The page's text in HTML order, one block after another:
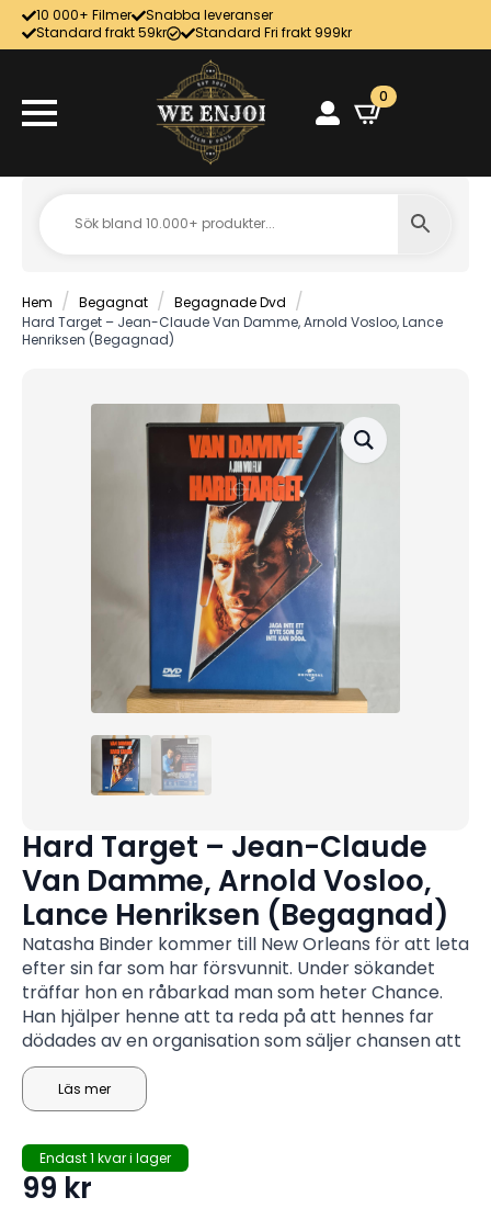
10 000+ Filmer
Snabba leveranser
Standard frakt 59kr
Standard Fri frakt 999kr
0
Hem Begagnat
Begagnade Dvd
Hard Target – Jean-Claude Van Damme, Arnold Vosloo, Lance
Henriksen (Begagnad)
Hard Target – Jean-Claude
Van Damme, Arnold Vosloo,
Lance Henriksen (Begagnad)
Natasha Binder kommer till New Orleans för att leta
efter sin far som har försvunnit. Under sökandet
träffar hon en råbarkad man som heter Chance.
Han hjälper henne att ta reda på att hennes far
dödades av en organisation som säljer chansen att
jaga människor och nu måste de hämnas på de
ansvariga.
Läs mer
Endast 1 kvar i lager
99 kr